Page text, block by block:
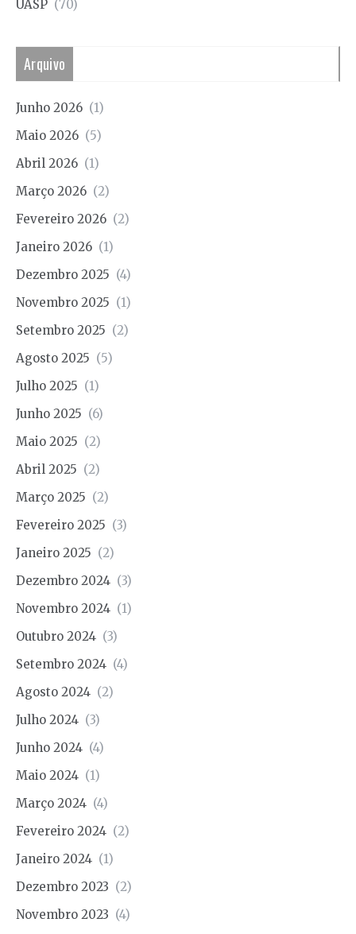
UASP (70)
Arquivo
Junho 2026 (1)
Maio 2026 (5)
Abril 2026 (1)
Março 2026 (2)
Fevereiro 2026 (2)
Janeiro 2026 (1)
Dezembro 2025 (4)
Novembro 2025 (1)
Setembro 2025 (2)
Agosto 2025 (5)
Julho 2025 (1)
Junho 2025 (6)
Maio 2025 (2)
Abril 2025 (2)
Março 2025 (2)
Fevereiro 2025 (3)
Janeiro 2025 (2)
Dezembro 2024 (3)
Novembro 2024 (1)
Outubro 2024 (3)
Setembro 2024 (4)
Agosto 2024 (2)
Julho 2024 (3)
Junho 2024 (4)
Maio 2024 (1)
Março 2024 (4)
Fevereiro 2024 (2)
Janeiro 2024 (1)
Dezembro 2023 (2)
Novembro 2023 (4)